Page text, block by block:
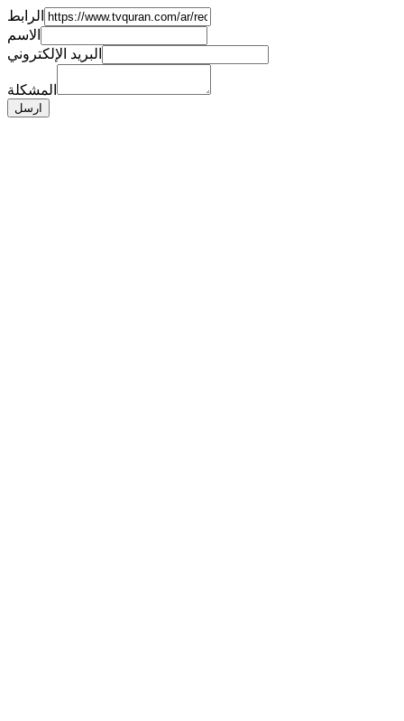
الرابط
الاسم
البريد الإلكتروني
المشكلة
ارسل